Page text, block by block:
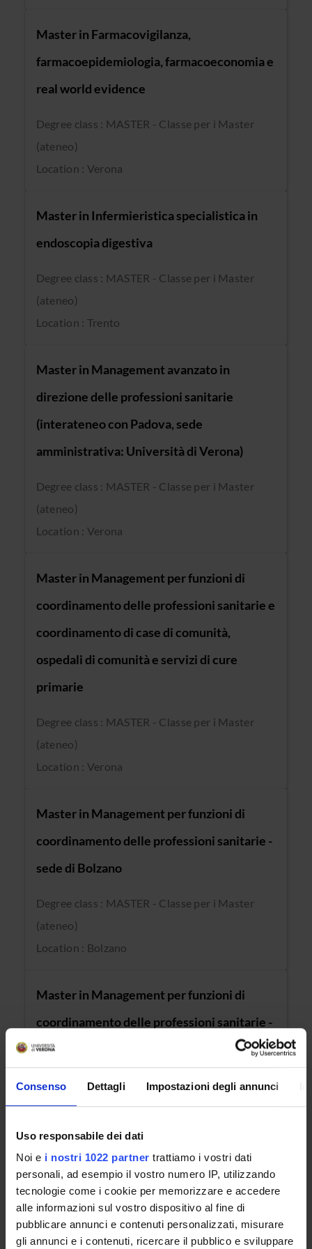
Consenso Dettagli Impostazioni degli annunci
Uso responsabile dei dati
Noi e i nostri 1022 partner trattiamo i vostri dati
personali, ad esempio il vostro numero IP, utilizzando
tecnologie come i cookie per memorizzare e accedere
alle informazioni sul vostro dispositivo al fine di
pubblicare annunci e contenuti personalizzati, misurare
gli annunci e i contenuti, ricercare il pubblico e sviluppare
Master in Farmacovigilanza,
farmacoepidemiologia, farmacoeconomia e
real world evidence
Degree class : MASTER - Classe per i Master
(ateneo)
Location : Verona
Master in Infermieristica specialistica in
endoscopia digestiva
Degree class : MASTER - Classe per i Master
(ateneo)
Location : Trento
Master in Management avanzato in
direzione delle professioni sanitarie
(interateneo con Padova, sede
amministrativa: Università di Verona)
Degree class : MASTER - Classe per i Master
(ateneo)
Location : Verona
Master in Management per funzioni di
coordinamento delle professioni sanitarie e
coordinamento di case di comunità,
ospedali di comunità e servizi di cure
primarie
Degree class : MASTER - Classe per i Master
(ateneo)
Location : Verona
Master in Management per funzioni di
coordinamento delle professioni sanitarie -
sede di Bolzano
Degree class : MASTER - Classe per i Master
(ateneo)
Location : Bolzano
Master in Management per funzioni di
coordinamento delle professioni sanitarie -
sede di Trento
Degree class : MASTER - Classe per i Master
(ateneo)
Location : Trento
Master in Management per funzioni di
coordinamento delle professioni sanitarie -
Sede di Vicenza